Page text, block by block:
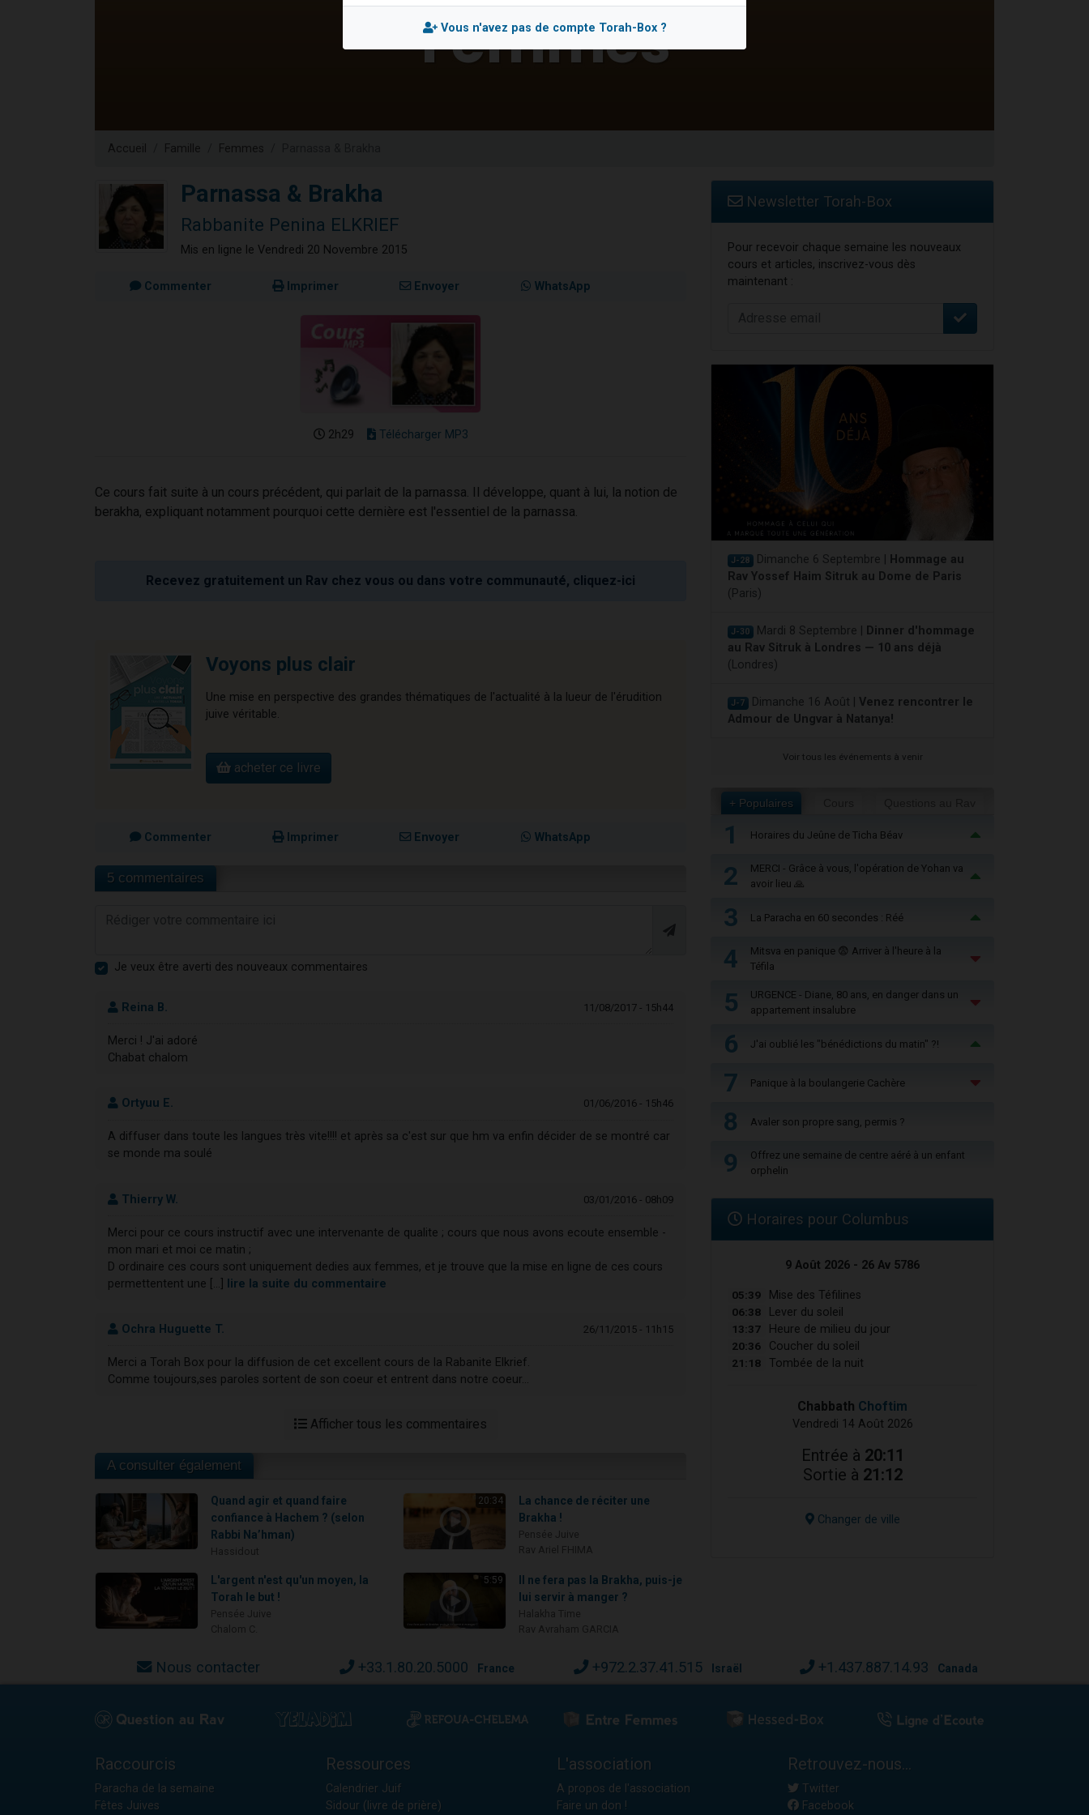
Il reste 49 places pour étudier en groupe sur Zoom
Accueil Famille Femmes
Parnassa & Brakha
Rabbanite Penina ELKRIEF
Mis en ligne le Vendredi 20 Novembre 2015
Commenter Imprimer Envoyer WhatsApp
2h29 Télécharger MP3
Ce cours fait suite à un cours précédent, qui parlait de la parnassa. Il développe, quant à lui, la notion de
berakha, expliquant notamment pourquoi cette dernière est l'essentiel de la parnassa.
Recevez gratuitement un Rav chez vous ou dans votre communauté, cliquez-ici
Voyons plus clair
Une mise en perspective des grandes thématiques de l'actualité à la lueur de l'érudition
juive véritable.
acheter ce livre
Commenter Imprimer Envoyer WhatsApp
5 commentaires
Je veux être averti des nouveaux commentaires
Reina B. 11/08/2017 - 15h44
Merci ! J'ai adoré
Chabat chalom
Ortyuu E. 01/06/2016 - 15h46
A diffuser dans toute les langues très vite!!!! et après sa c'est sur que hm va enfin décider de se montré car
se monde ma soulé
Thierry W. 03/01/2016 - 08h09
Merci pour ce cours instructif avec une intervenante de qualite ; cours que nous avons ecoute ensemble -
mon mari et moi ce matin ;
D ordinaire ces cours sont uniquement dedies aux femmes, et je trouve que la mise en ligne de ces cours
permettentent une [...]
lire la suite du commentaire
Ochra Huguette T. 26/11/2015 - 11h15
Merci a Torah Box pour la diffusion de cet excellent cours de la Rabanite Elkrief.
Comme toujours,ses paroles sortent de son coeur et entrent dans notre coeur...
Afficher tous les commentaires
A consulter également
Quand agir et quand faire
confiance à Hachem ? (selon
Rabbi Na’hman)
20:34
La chance de réciter une
Brakha !
L'argent n'est qu'un moyen, la
Torah le but !
5:59
Il ne fera pas la Brakha, puis-je
lui servir à manger ?
Newsletter Torah-Box
Pour recevoir chaque semaine les nouveaux
cours et articles, inscrivez-vous dès
maintenant :
J-28 Dimanche 6 Septembre |
Hommage au
Rav Yossef Haim Sitruk au Dome de Paris
(Paris)
J-30 Mardi 8 Septembre |
Dinner d'hommage
au Rav Sitruk à Londres — 10 ans déjà
(Londres)
J-7 Dimanche 16 Août | Venez rencontrer le
Admour de Ungvar à Natanya!
Voir tous les événements à venir
+ Populaires
1 Horaires du Jeûne de Ticha Béav
2
MERCI - Grâce à vous, l'opération de Yohan va
avoir lieu 🙏
3 La Paracha en 60 secondes : Réé
4
Mitsva en panique 😨 Arriver à l'heure à la
Téfila
5
URGENCE - Diane, 80 ans, en danger dans un
appartement insalubre
6 J'ai oublié les "bénédictions du matin" ?!
7 Panique à la boulangerie Cachère
8 Avaler son propre sang, permis ?
9
Offrez une semaine de centre aéré à un enfant
orphelin
Horaires pour Columbus
9 Août 2026 - 26 Av 5786
05:39 Mise des Téfilines
06:38 Lever du soleil
13:37 Heure de milieu du jour
20:36 Coucher du soleil
21:18 Tombée de la nuit
Chabbath Choftim
Vendredi 14 Août 2026
Entrée à 20:11
Sortie à 21:12
Changer de ville
Nous contacter +33.1.80.20.5000 France +972.2.37.41.515 Israël +1.437.887.14.93 Canada
Raccourcis
Paracha de la semaine
Fêtes Juives
Ressources
Calendrier Juif
Sidour (livre de prière)
L'association
A propos de l'association
Faire un don !
Retrouvez-nous...
Twitter
Facebook
Vous n'avez pas de compte Torah-Box ?